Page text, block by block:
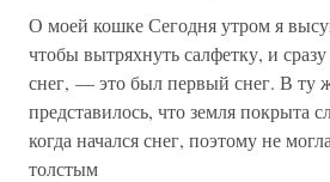
О моей кошке Сегодня утром я
чтобы вытряхнуть салфетку, и
снег, — это был первый снег. В ту
представилось, что земля покрыта
когда начался снег, поэтому не
толстым